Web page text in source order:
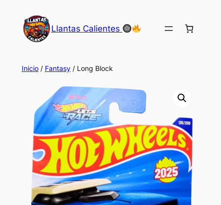
contenido
Llantas Calientes
Inicio/ Fantasy/ Long Block